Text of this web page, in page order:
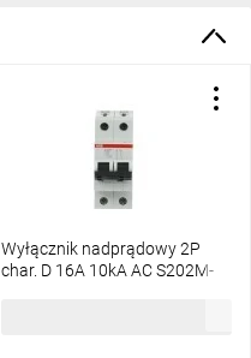
Wyłącznik nadprądowy 2P
char. D 16A 10kA AC S202M-